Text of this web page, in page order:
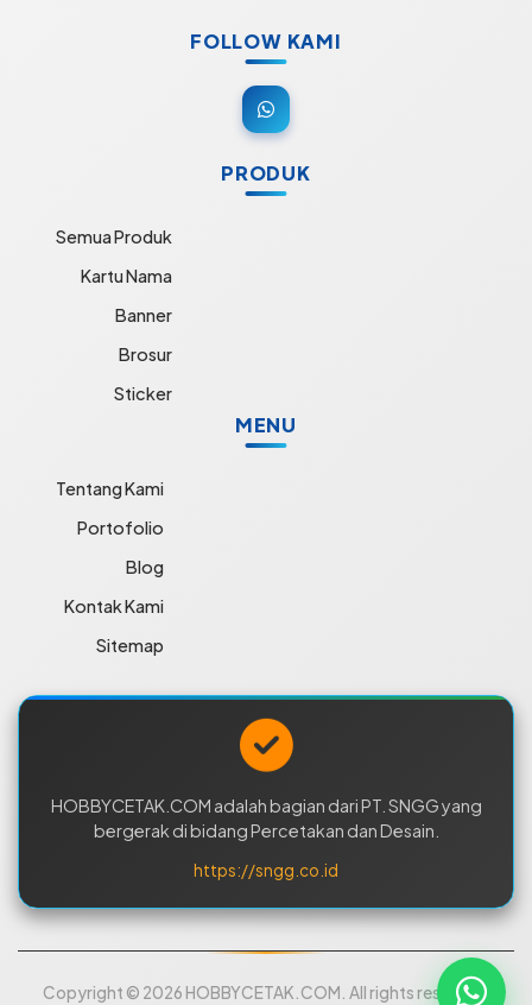
FOLLOW KAMI
PRODUK
Semua Produk
Kartu Nama
Banner
Brosur
Sticker
MENU
Tentang Kami
Portofolio
Blog
Kontak Kami
Sitemap
HOBBYCETAK.COM adalah bagian dari PT. SNGG yang
bergerak di bidang Percetakan dan Desain.
https://sngg.co.id
Copyright © 2026 HOBBYCETAK.COM. All rights reserved.